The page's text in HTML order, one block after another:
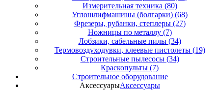
Измерительная техника (80)
Углошлифмашины (болгарки) (68)
Фрезеры, рубанки, степлеры (27)
Ножницы по металлу (7)
Лобзики, сабельные пилы (34)
Термовоздуходувки, клеевые пистолеты (19)
Строительные пылесосы (34)
Краскопульты (7)
Строительное оборудование
АксессуарыАксессуары